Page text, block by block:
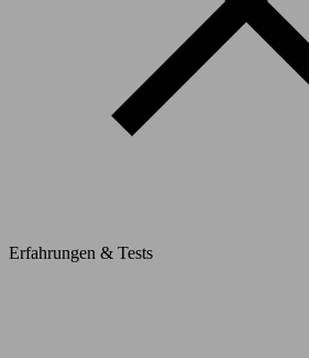
Erfahrungen & Tests